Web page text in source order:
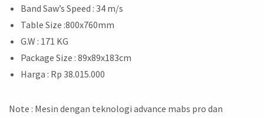
Band Saw’s Speed : 34 m/s
Table Size :800x760mm
G.W : 171 KG
Package Size : 89x89x183cm
Harga : Rp 38.015.000
Note : Mesin dengan teknologi advance mabs pro dan